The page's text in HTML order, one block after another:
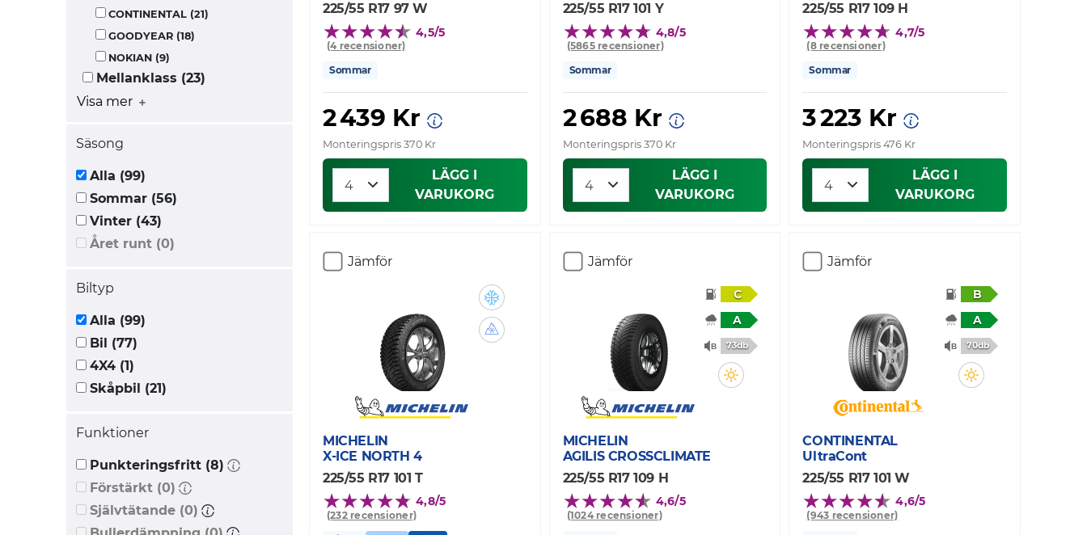
CONTINENTAL (21)
GOODYEAR (18)
NOKIAN (9)
Mellanklass (23)
Visa mer
Säsong
Alla (99)
Sommar (56)
Vinter (43)
Året runt (0)
Biltyp
Alla (99)
Bil (77)
4X4 (1)
Skåpbil (21)
Funktioner
Punkteringsfritt (8)
Förstärkt (0)
Självtätande (0)
225/55 R17 97 W
4,5/5
(4 recensioner)
Sommar
2 439 Kr
Monteringspris 370 Kr
LÄGG I
VARUKORG
225/55 R17 101 Y
4,8/5
(5865 recensioner)
Sommar
2 688 Kr
Monteringspris 370 Kr
LÄGG I
VARUKORG
225/55 R17 109 H
4,7/5
(8 recensioner)
Sommar
3 223 Kr
Monteringspris 476 Kr
LÄGG I
VARUKORG
Jämför
MICHELIN
X-ICE NORTH 4
225/55 R17 101 T
4,8/5
(232 recensioner)
Jämför
C
A
73db
MICHELIN
AGILIS CROSSCLIMATE
225/55 R17 109 H
4,6/5
(1024 recensioner)
Jämför
B
A
70db
CONTINENTAL
UltraCont
225/55 R17 101 W
4,6/5
(943 recensioner)